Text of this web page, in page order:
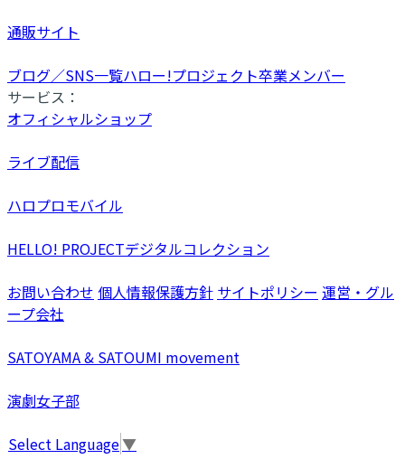
通販サイト
ブログ／SNS一覧ハロー!プロジェクト卒業メンバー
サービス：
オフィシャルショップ
ライブ配信
ハロプロモバイル
HELLO! PROJECTデジタルコレクション
お問い合わせ 個人情報保護方針 サイトポリシー 運営・グル
ープ会社
SATOYAMA & SATOUMI movement
演劇女子部
Select Language▼